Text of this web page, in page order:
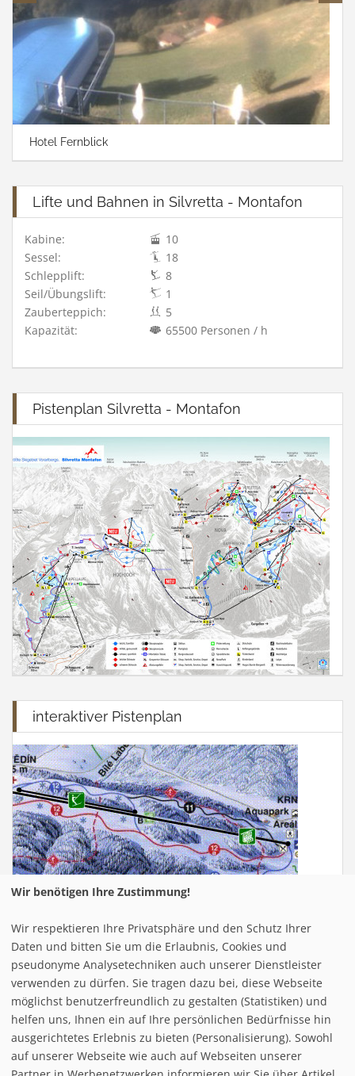
Hotel Fernblick
Lifte und Bahnen in Silvretta - Montafon
Kabine:
10
Sessel:
18
Schlepplift:
8
Seil/Übungslift:
1
Zauberteppich:
5
Kapazität:
65500 Personen / h
Pistenplan Silvretta - Montafon
interaktiver Pistenplan
Infrastuktur Silvretta - Montafon
Loipe/Langlauf:
30 km
Snow tubing:
Eislaufen:
Rodelbahn:
2 (total: 5,5 km)
Nachtrodeln:
Wir benötigen Ihre Zustimmung!
Wir respektieren Ihre Privatsphäre und den Schutz Ihrer
Daten und bitten Sie um die Erlaubnis, Cookies und
pseudonyme Analysetechniken auch unserer Dienstleister
verwenden zu dürfen. Sie tragen dazu bei, diese Webseite
möglichst benutzerfreundlich zu gestalten (Statistiken) und
helfen uns, Ihnen ein auf Ihre persönlichen Bedürfnisse hin
ausgerichtetes Erlebnis zu bieten (Personalisierung). Sowohl
auf unserer Webseite wie auch auf Webseiten unserer